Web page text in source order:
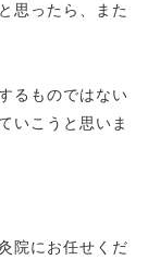
思ったら、また
るものではない
いこうと思いま
院にお任せくだ